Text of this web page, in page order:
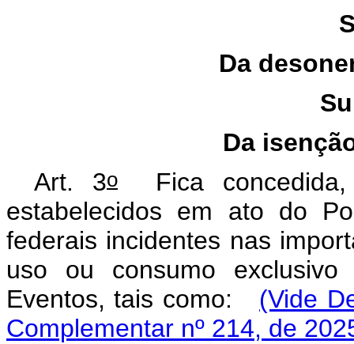
Da
Da
Art. 3o Fica concedida,
estabelecidos em ato do
federais incidentes nas
uso ou consumo
Eventos, tais como: (Vide
Complementar nº 214, de